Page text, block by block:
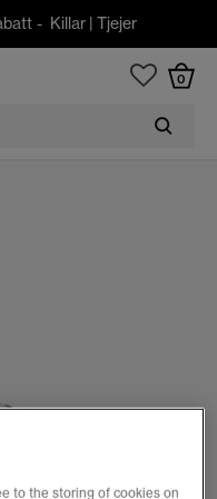
- Killar| Tjejer
0
to the storing of cookies on